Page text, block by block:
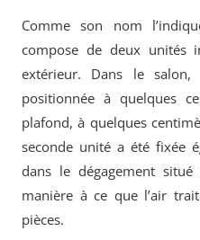
Comme son nom
compose de deux unités
extérieur. Dans le
positionnée à quelques
plafond, à quelques
seconde unité a été fixée
dans le dégagement
manière à ce que l’air
pièces.